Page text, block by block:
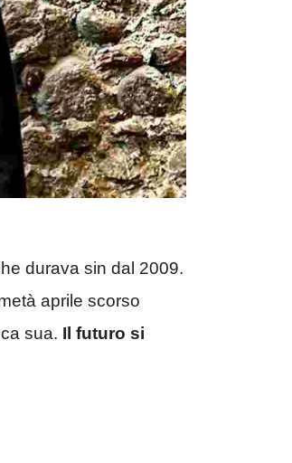
durava sin dal 2009.
aprile scorso
sua. Il futuro si